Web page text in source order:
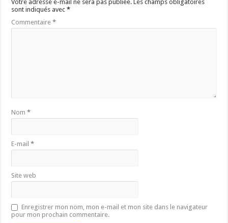
Votre adresse e-mail ne sera pas publiée. Les champs obligatoires
sont indiqués avec*
Commentaire*
Nom*
E-mail*
Site web
Enregistrer mon nom, mon e-mail et mon site dans le navigateur
pour mon prochain commentaire.